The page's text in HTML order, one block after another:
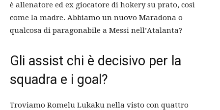
è allenatore ed ex giocatore di hokery su prato, così
come la madre. Abbiamo un nuovo Maradona o
qualcosa di paragonabile a Messi nell’Atalanta?
Gli assist chi è decisivo per la
squadra e i goal?
Troviamo Romelu Lukaku nella visto con quattro